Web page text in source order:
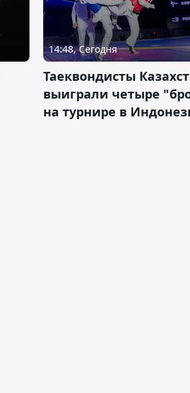
14:48, Сегодня
Таеквондисты
выиграли четыре
на турнире в